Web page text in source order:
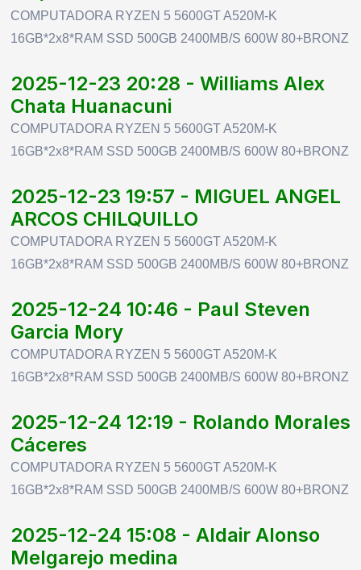
COMPUTADORA RYZEN 5 5600GT A520M-K
16GB*2x8*RAM SSD 500GB 2400MB/S 600W 80+BRONZ
2025-12-23 20:28 - Williams Alex
Chata Huanacuni
COMPUTADORA RYZEN 5 5600GT A520M-K
16GB*2x8*RAM SSD 500GB 2400MB/S 600W 80+BRONZ
2025-12-23 19:57 - MIGUEL ANGEL
ARCOS CHILQUILLO
COMPUTADORA RYZEN 5 5600GT A520M-K
16GB*2x8*RAM SSD 500GB 2400MB/S 600W 80+BRONZ
2025-12-24 10:46 - Paul Steven
Garcia Mory
COMPUTADORA RYZEN 5 5600GT A520M-K
16GB*2x8*RAM SSD 500GB 2400MB/S 600W 80+BRONZ
2025-12-24 12:19 - Rolando Morales
Cáceres
COMPUTADORA RYZEN 5 5600GT A520M-K
16GB*2x8*RAM SSD 500GB 2400MB/S 600W 80+BRONZ
2025-12-24 15:08 - Aldair Alonso
Melgarejo medina